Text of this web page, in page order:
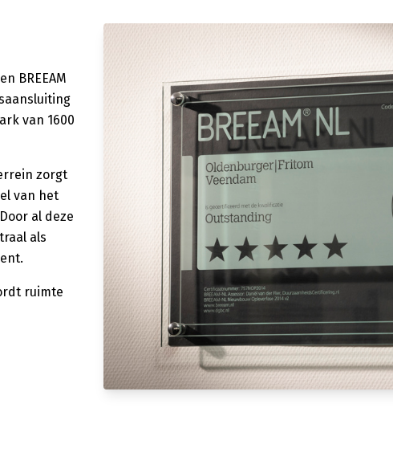
BREEAM
van 1600
zorgt
van het
al deze
als
ruimte